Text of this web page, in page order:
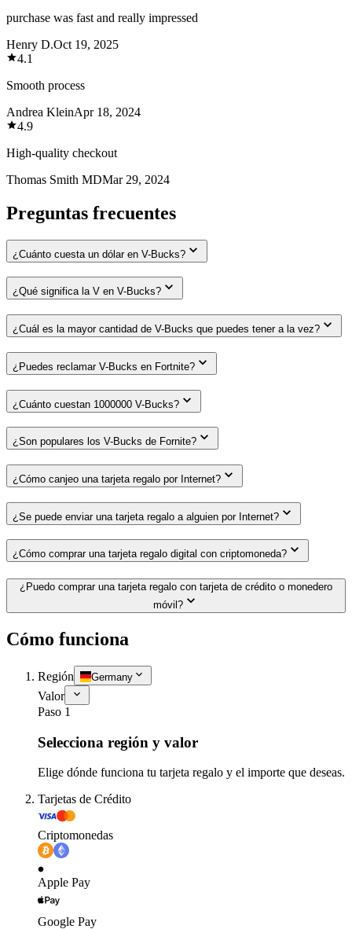
purchase was fast and really impressed
Henry D.Oct 19, 2025
4.1
Smooth process
Andrea KleinApr 18, 2024
4.9
High-quality checkout
Thomas Smith MDMar 29, 2024
Preguntas frecuentes
¿Cuánto cuesta un dólar en V-Bucks?
¿Qué significa la V en V-Bucks?
¿Cuál es la mayor cantidad de V-Bucks que puedes tener a la vez?
¿Puedes reclamar V-Bucks en Fortnite?
¿Cuánto cuestan 1000000 V-Bucks?
¿Son populares los V-Bucks de Fornite?
¿Cómo canjeo una tarjeta regalo por Internet?
¿Se puede enviar una tarjeta regalo a alguien por Internet?
¿Cómo comprar una tarjeta regalo digital con criptomoneda?
¿Puedo comprar una tarjeta regalo con tarjeta de crédito o monedero
móvil?
Cómo funciona
Región Germany
Valor
Paso 1
Selecciona región y valor
Elige dónde funciona tu tarjeta regalo y el importe que deseas.
Tarjetas de Crédito
Criptomonedas
Apple Pay
Google Pay